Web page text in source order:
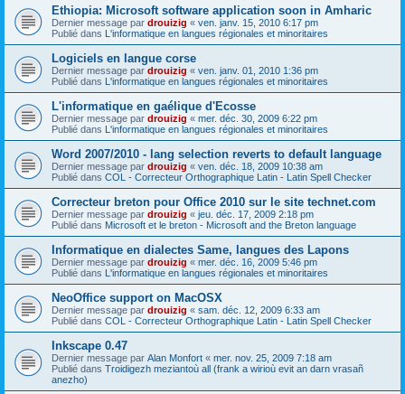
Ethiopia: Microsoft software application soon in Amharic
Dernier message par drouizig « ven. janv. 15, 2010 6:17 pm
Publié dans L'informatique en langues régionales et minoritaires
Logiciels en langue corse
Dernier message par drouizig « ven. janv. 01, 2010 1:36 pm
Publié dans L'informatique en langues régionales et minoritaires
L'informatique en gaélique d'Ecosse
Dernier message par drouizig « mer. déc. 30, 2009 6:22 pm
Publié dans L'informatique en langues régionales et minoritaires
Word 2007/2010 - lang selection reverts to default language
Dernier message par drouizig « ven. déc. 18, 2009 10:38 am
Publié dans COL - Correcteur Orthographique Latin - Latin Spell Checker
Correcteur breton pour Office 2010 sur le site technet.com
Dernier message par drouizig « jeu. déc. 17, 2009 2:18 pm
Publié dans Microsoft et le breton - Microsoft and the Breton language
Informatique en dialectes Same, langues des Lapons
Dernier message par drouizig « mer. déc. 16, 2009 5:46 pm
Publié dans L'informatique en langues régionales et minoritaires
NeoOffice support on MacOSX
Dernier message par drouizig « sam. déc. 12, 2009 6:33 am
Publié dans COL - Correcteur Orthographique Latin - Latin Spell Checker
Inkscape 0.47
Dernier message par Alan Monfort « mer. nov. 25, 2009 7:18 am
Publié dans Troidigezh meziantoù all (frank a wirioù evit an darn vrasañ
anezho)